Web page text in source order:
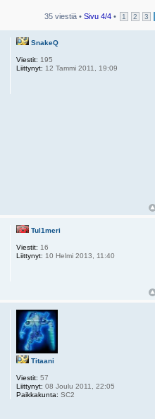
35 viestiä • Sivu 4/4 • 1 2 3
SnakeQ
Viestit: 195
Liittynyt: 12 Tammi 2011, 19:09
Tul1meri
Viestit: 16
Liittynyt: 10 Helmi 2013, 11:40
Titaani
Viestit: 57
Liittynyt: 08 Joulu 2011, 22:05
Paikkakunta: SC2